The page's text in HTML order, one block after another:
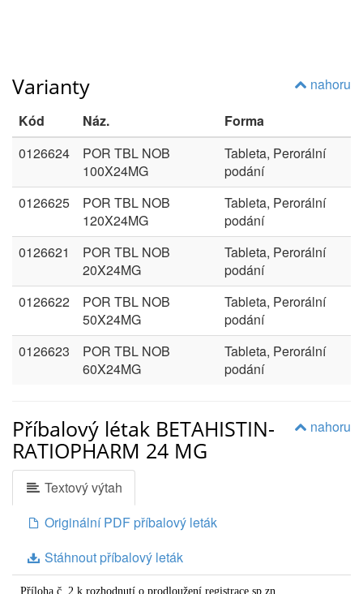
nahoru
Varianty
Kód Náz.
Forma
0126624
POR TBL NOB
100X24MG
Tableta, Perorální
podání
0126625
POR TBL NOB
120X24MG
Tableta, Perorální
podání
0126621
POR TBL NOB
20X24MG
Tableta, Perorální
podání
0126622
POR TBL NOB
50X24MG
Tableta, Perorální
podání
0126623
POR TBL NOB
60X24MG
Tableta, Perorální
podání
nahoru
Příbalový létak BETAHISTIN-
RATIOPHARM 24 MG
Textový výtah
Originální PDF příbalový leták
Stáhnout příbalový leták
Příloha č. 2 k rozhodnutí o prodloužení registrace sp.zn.